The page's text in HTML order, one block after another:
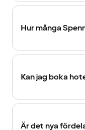
Hur många
Kan jag boka
Är det nya